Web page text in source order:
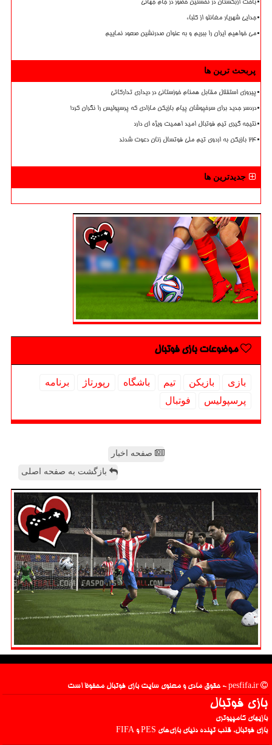
باخت ازبکستان در نخستین حضور در جام جهانی
جدایی شهریار مغانلو از کلباء
می خواهیم ایران را ببریم و به عنوان صدرنشین صعود نماییم
پربحث ترین ها
پیروزی استقلال مقابل همنام خوزستانی در دیداری تدارکاتی
دردسر جدید برای سرخپوشان پیام بازیکن مازادی که پرسپولیس را نگران کرد!
نتیجه گیری تیم فوتبال امید اهمیت ویژه ای دارد
۲۴ بازیکن به اردوی تیم ملی فوتسال زنان دعوت شدند
جدیدترین ها
موضوعات بازی فوتبال
بازی بازیكن تیم باشگاه رپورتاژ
برنامه
پرسپولیس
فوتبال
صفحه اخبار
بازگشت به صفحه اصلی
بازی فوتبال
بازیهای کامپیوتری
بازی فوتبال، قلب تپنده دنیای بازی‌های PES و FIFA